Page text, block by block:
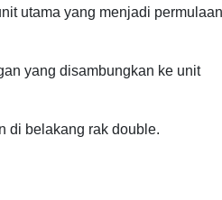
utama yang menjadi permulaan
yang disambungkan ke unit
di belakang rak double.